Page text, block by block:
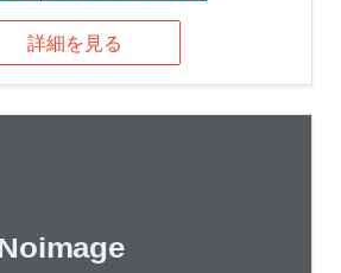
詳細を見る